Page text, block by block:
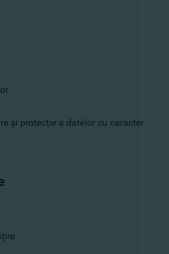
și protecție a datelor cu caracter